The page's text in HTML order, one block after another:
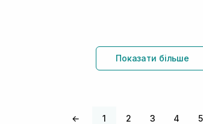
Показати більше
← 1 2 3 4 5